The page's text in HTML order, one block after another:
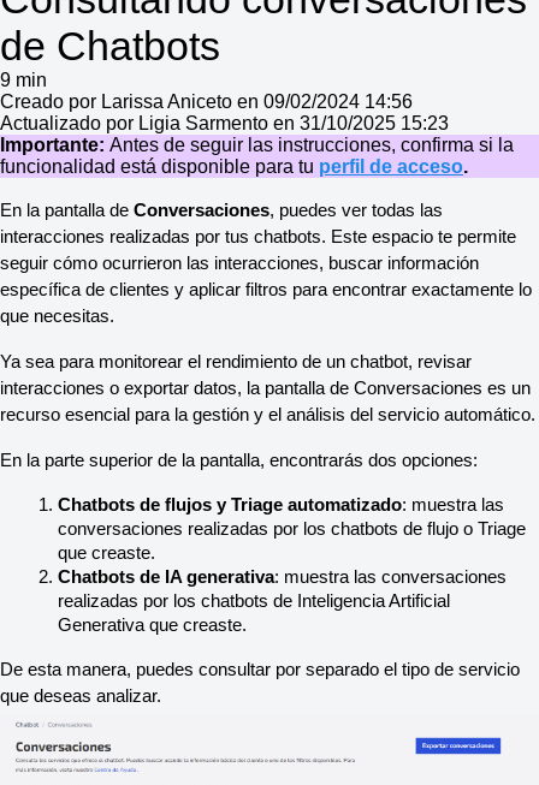
de Chatbots
9 min
Creado por Larissa Aniceto en 09/02/2024 14:56
Actualizado por Ligia Sarmento en 31/10/2025 15:23
Importante: Antes de seguir las instrucciones, confirma si la
funcionalidad está disponible para tu perfil de acceso.
En la pantalla de Conversaciones, puedes ver todas las
interacciones realizadas por tus chatbots. Este espacio te permite
seguir cómo ocurrieron las interacciones, buscar información
específica de clientes y aplicar filtros para encontrar exactamente lo
que necesitas.
Ya sea para monitorear el rendimiento de un chatbot, revisar
interacciones o exportar datos, la pantalla de Conversaciones es un
recurso esencial para la gestión y el análisis del servicio automático.
En la parte superior de la pantalla, encontrarás dos opciones:
Chatbots de flujos y Triage automatizado: muestra las
conversaciones realizadas por los chatbots de flujo o Triage
que creaste.
Chatbots de IA generativa: muestra las conversaciones
realizadas por los chatbots de Inteligencia Artificial
Generativa que creaste.
De esta manera, puedes consultar por separado el tipo de servicio
que deseas analizar.